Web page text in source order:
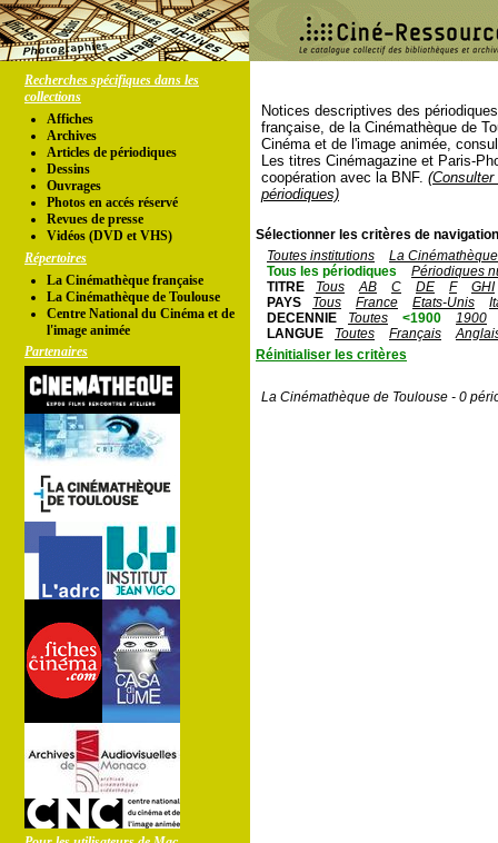
Recherches spécifiques dans les
collections
Affiches
Archives
Articles de périodiques
Dessins
Ouvrages
Photos en accés réservé
Revues de presse
Vidéos (DVD et VHS)
Répertoires
La Cinémathèque française
La Cinémathèque de Toulouse
Centre National du Cinéma et de
l'image animée
Partenaires
Notices descriptives des
française, de la Cinémathèque de
Cinéma et de l'image animée,
Les titres Cinémagazine et Paris-
coopération avec la BNF.
périodiques)
Sélectionner les critères de
Toutes institutions
La
Tous les périodiques
Périodiques
TITRE
Tous AB C DE F
GHI
PAYS
Tous France Etats-Unis
DECENNIE
Toutes <1900
1900
LANGUE
Toutes Français
Réinitialiser les critères
La Cinémathèque de Toulouse - 0